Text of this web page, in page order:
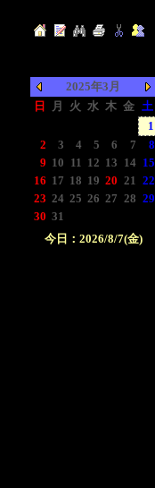
2025年3月
日
月 火 水 木 金 土
1
2
3 4 5 6 7
8
9 10 11 12 13 14 15
16 17 18 19 20 21 22
23 24 25 26 27 28 29
30 31
今日：2026/8/7(金)